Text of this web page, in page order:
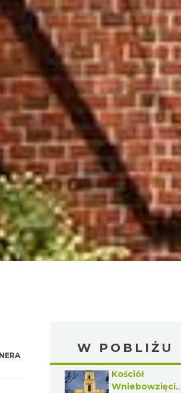
W POBLIŻU
Kościół
Wniebowzięcia